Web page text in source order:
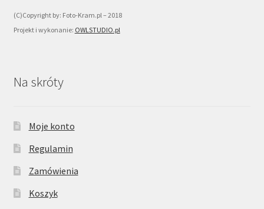
(C)Copyright by: Foto-Kram.pl – 2018
Projekt i wykonanie: OWLSTUDIO.pl
Na skróty
Moje konto
Regulamin
Zamówienia
Koszyk